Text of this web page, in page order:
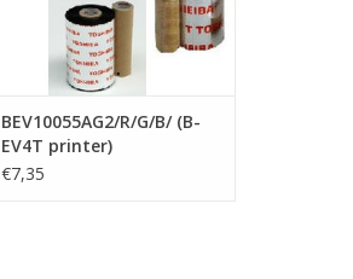
BEV10055AG2/R/G/B/ (B-
EV4T printer)
€7,35